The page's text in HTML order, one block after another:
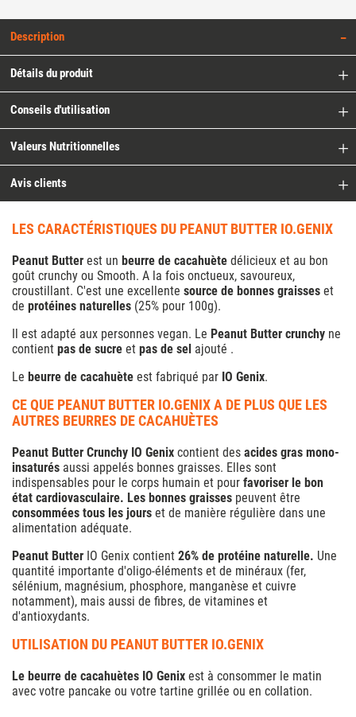
Description
Détails du produit
Conseils d'utilisation
Valeurs Nutritionnelles
Avis clients
LES CARACTÉRISTIQUES DU PEANUT BUTTER IO.GENIX
Peanut Butter est un beurre de cacahuète délicieux et au bon
goût crunchy ou Smooth. A la fois onctueux, savoureux,
croustillant. C'est une excellente source de bonnes graisses et
de protéines naturelles (25% pour 100g).
Il est adapté aux personnes vegan. Le Peanut Butter crunchy ne
contient pas de sucre et pas de sel ajouté .
Le beurre de cacahuète est fabriqué par IO Genix.
CE QUE PEANUT BUTTER IO.GENIX A DE PLUS QUE LES
AUTRES BEURRES DE CACAHUÈTES
Peanut Butter Crunchy IO Genix contient des acides gras mono-
insaturés aussi appelés bonnes graisses. Elles sont
indispensables pour le corps humain et pour favoriser le bon
état cardiovasculaire. Les bonnes graisses peuvent être
consommées tous les jours et de manière régulière dans une
alimentation adéquate.
Peanut Butter IO Genix contient 26% de protéine naturelle. Une
quantité importante d'oligo-éléments et de minéraux (fer,
sélénium, magnésium, phosphore, manganèse et cuivre
notamment), mais aussi de fibres, de vitamines et
d'antioxydants.
UTILISATION DU PEANUT BUTTER IO.GENIX
Le beurre de cacahuètes IO Genix est à consommer le matin
avec votre pancake ou votre tartine grillée ou en collation.